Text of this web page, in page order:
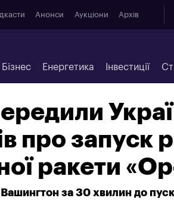
Анонси Аукціони Архів
Бізнес Енергетика Інвестиції
про запуск
ракети
за 30 хвилин до